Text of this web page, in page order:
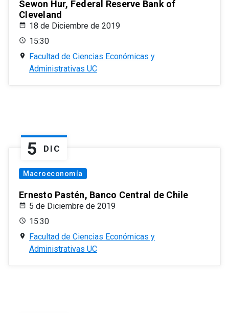
Sewon Hur, Federal Reserve Bank of
Cleveland
18 de Diciembre de 2019
15:30
Facultad de Ciencias Económicas y
Administrativas UC
5 DIC
Macroeconomía
Ernesto Pastén, Banco Central de Chile
5 de Diciembre de 2019
15:30
Facultad de Ciencias Económicas y
Administrativas UC